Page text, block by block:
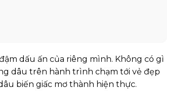
dấu ấn của riêng mình. Không có gì
dâu trên hành trình chạm tới vẻ đẹp
biến giấc mơ thành hiện thực.